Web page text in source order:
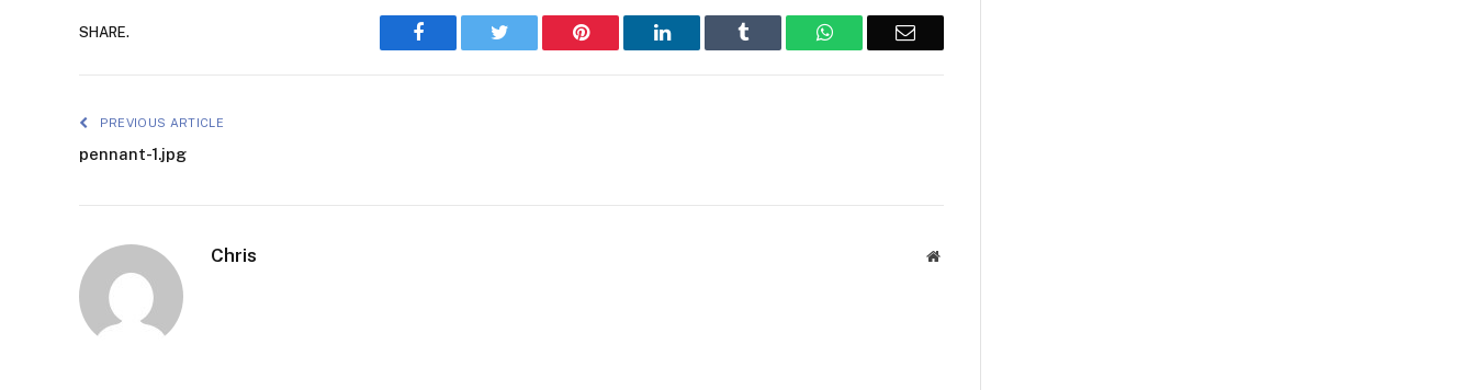
SHARE. Facebook Twitter Pinterest LinkedIn Tumblr WhatsAppEmail
PREVIOUS ARTICLE
pennant-1.jpg
Chris Website